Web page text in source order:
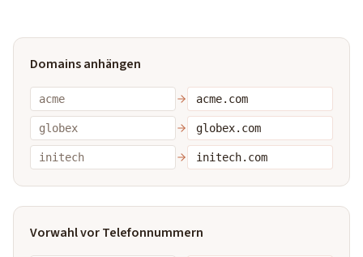
Domains anhängen
acme acme.com
globex globex.com
initech initech.com
Vorwahl vor Telefonnummern